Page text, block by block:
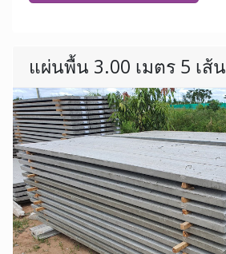
แผ่นพื้น 3.00 เมตร 5 เส้น